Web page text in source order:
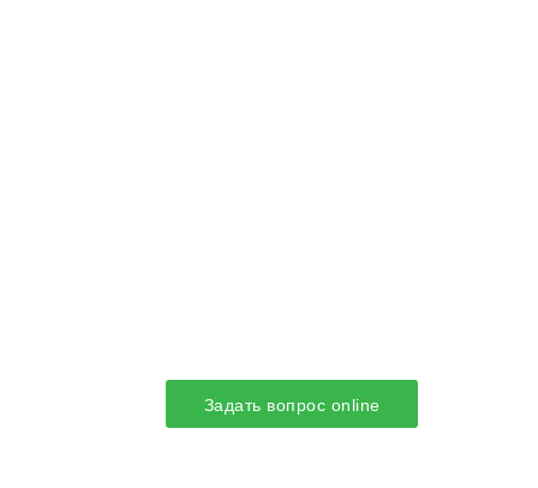
Задать вопрос online